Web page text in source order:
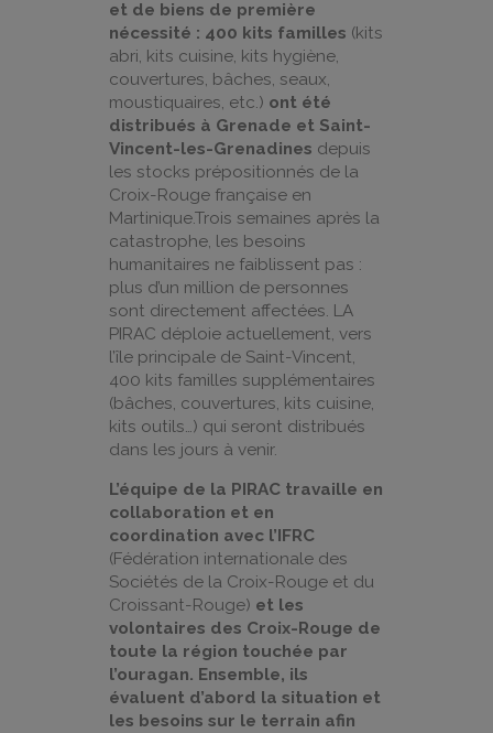
et de biens de première
nécessité : 400 kits familles (kits
abri, kits cuisine, kits hygiène,
couvertures, bâches, seaux,
moustiquaires, etc.) ont été
distribués à Grenade et Saint-
Vincent-les-Grenadines depuis
les stocks prépositionnés de la
Croix-Rouge française en
Martinique.Trois semaines après la
catastrophe, les besoins
humanitaires ne faiblissent pas :
plus d’un million de personnes
sont directement affectées. LA
PIRAC déploie actuellement, vers
l’île principale de Saint-Vincent,
400 kits familles supplémentaires
(bâches, couvertures, kits cuisine,
kits outils…) qui seront distribués
dans les jours à venir.
L’équipe de la PIRAC travaille en
collaboration et en
coordination avec l’IFRC
(Fédération internationale des
Sociétés de la Croix-Rouge et du
Croissant-Rouge) et les
volontaires des Croix-Rouge de
toute la région touchée par
l’ouragan. Ensemble, ils
évaluent d’abord la situation et
les besoins sur le terrain afin